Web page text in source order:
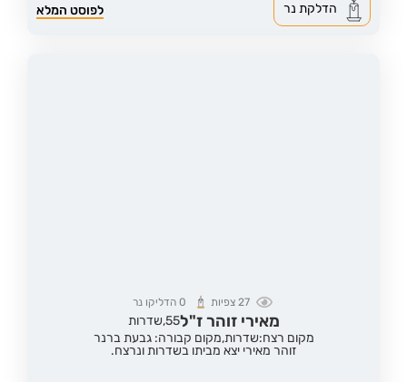
לפוסט המלא הדלקת נר
27צפיות 0 הדליקו נר
מאירי זוהר ז"ל55, שדרות
מקום רצח:שדרות,מקום קבורה: גבעת ברנר
זוהר מאירי יצא מביתו בשדרות ונרצח.